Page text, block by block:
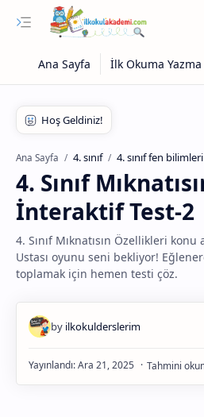
Gelişim
Ana Sayfa 4. sınıf 4. sınıf fen bilimleri
4. Sınıf
İnteraktif Test-2
4. Sınıf Mıknatısın Özellikleri konu
Ustası oyunu seni bekliyor!
toplamak için hemen testi çöz.